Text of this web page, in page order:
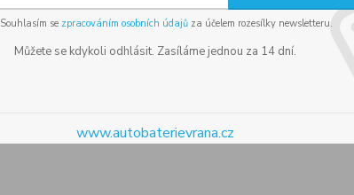
Souhlasím se zpracováním osobních údajůza účelem rozesílky newsletteru.
Můžete se kdykoli odhlásit. Zasíláme jednou za 14 dní.
www.autobaterievrana.cz